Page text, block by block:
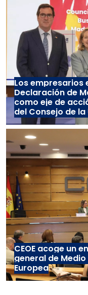
Los empresarios
Declaración de
como eje de
del Consejo de la
CEOE acoge un
general de
Europea